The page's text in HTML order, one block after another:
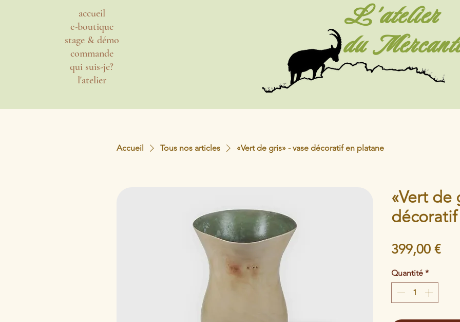
accueil
e-boutique
stage & démo
commande
qui suis-je?
l'atelier
L'atelier
du
Accueil Tous nos articles «Vert de gris» - vase décoratif en platane
«Vert de
399,00 €Prix
Quantité *